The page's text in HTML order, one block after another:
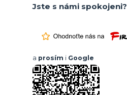
Jste s námi spokojeni?
a prosím i Google